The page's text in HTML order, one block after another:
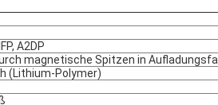
A2DP
magnetische Spitzen in Aufladungsfall
(Lithium-Polymer)